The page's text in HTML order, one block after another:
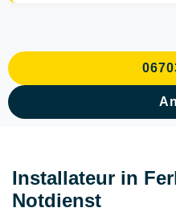
Installateur in
Notdienst